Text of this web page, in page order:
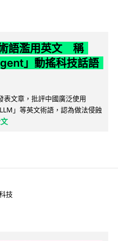
語濫用英文 稱
」動搖科技話語
表文章，批評中國廣泛使用
」等英文術語，認為做法侵蝕
技